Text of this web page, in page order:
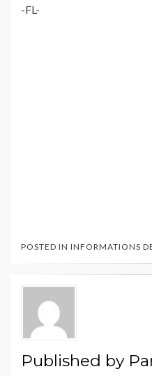
-FL-
POSTED IN INFORMATIONS
Published by